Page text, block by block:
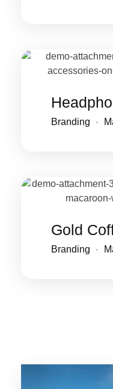
Branding
Gold
Branding